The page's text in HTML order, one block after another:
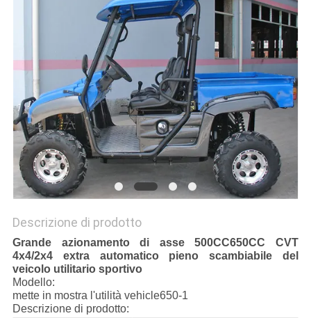
Descrizione di prodotto
Grande azionamento di asse 500CC650CC CVT
4x4/2x4 extra automatico pieno scambiabile del
veicolo utilitario sportivo
Modello:
mette in mostra l'utilità vehicle650-1
Descrizione di prodotto: